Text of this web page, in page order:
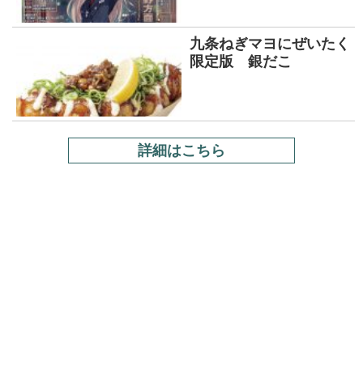
九条ねぎマヨにぜいたく
限定版 銀だこ
詳細はこちら